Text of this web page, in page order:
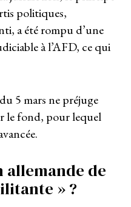
politiques,
a été rompu d’une
à l’AFD, ce qui
5 mars ne préjuge
le fond, pour lequel
allemande de
» ?